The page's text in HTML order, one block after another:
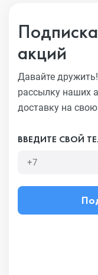
акций
Давайте
рассылку наших
доставку на
ВВЕДИТЕ СВОЙ